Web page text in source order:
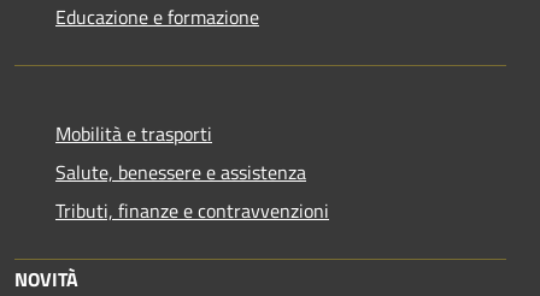
Educazione e formazione
Mobilità e trasporti
Salute, benessere e assistenza
Tributi, finanze e contravvenzioni
NOVITÀ